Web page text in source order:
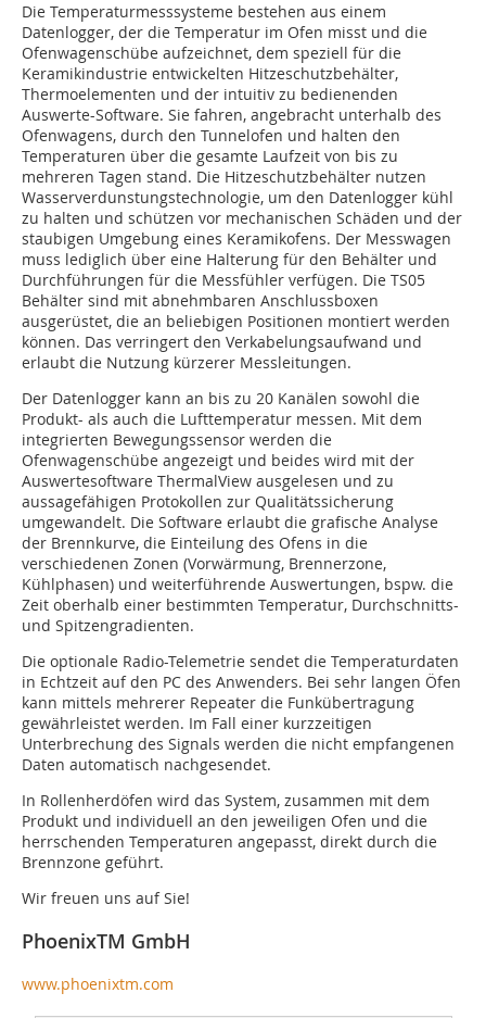
Die Temperaturmesssysteme bestehen aus einem
Datenlogger, der die Temperatur im Ofen misst und die
Ofenwagenschübe aufzeichnet, dem speziell für die
Keramikindustrie entwickelten Hitzeschutzbehälter,
Thermoelementen und der intuitiv zu bedienenden
Auswerte-Software. Sie fahren, angebracht unterhalb des
Ofenwagens, durch den Tunnelofen und halten den
Temperaturen über die gesamte Laufzeit von bis zu
mehreren Tagen stand. Die Hitzeschutzbehälter nutzen
Wasserverdunstungstechnologie, um den Datenlogger kühl
zu halten und schützen vor mechanischen Schäden und der
staubigen Umgebung eines Keramikofens. Der Messwagen
muss lediglich über eine Halterung für den Behälter und
Durchführungen für die Messfühler verfügen. Die TS05
Behälter sind mit abnehmbaren Anschlussboxen
ausgerüstet, die an beliebigen Positionen montiert werden
können. Das verringert den Verkabelungsaufwand und
erlaubt die Nutzung kürzerer Messleitungen.
Der Datenlogger kann an bis zu 20 Kanälen sowohl die
Produkt- als auch die Lufttemperatur messen. Mit dem
integrierten Bewegungssensor werden die
Ofenwagenschübe angezeigt und beides wird mit der
Auswertesoftware ThermalView ausgelesen und zu
aussagefähigen Protokollen zur Qualitätssicherung
umgewandelt. Die Software erlaubt die grafische Analyse
der Brennkurve, die Einteilung des Ofens in die
verschiedenen Zonen (Vorwärmung, Brennerzone,
Kühlphasen) und weiterführende Auswertungen, bspw. die
Zeit oberhalb einer bestimmten Temperatur, Durchschnitts-
und Spitzengradienten.
Die optionale Radio-Telemetrie sendet die Temperaturdaten
in Echtzeit auf den PC des Anwenders. Bei sehr langen Öfen
kann mittels mehrerer Repeater die Funkübertragung
gewährleistet werden. Im Fall einer kurzzeitigen
Unterbrechung des Signals werden die nicht empfangenen
Daten automatisch nachgesendet.
In Rollenherdöfen wird das System, zusammen mit dem
Produkt und individuell an den jeweiligen Ofen und die
herrschenden Temperaturen angepasst, direkt durch die
Brennzone geführt.
Wir freuen uns auf Sie!
PhoenixTM GmbH
www.phoenixtm.com